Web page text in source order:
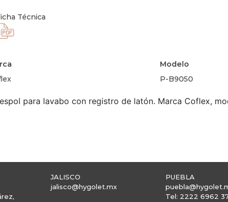
Técnica
Modelo
P-B9050
para lavabo con registro de latón. Marca Coflex,
JALISCO
jalisco@hygolet.mx
PUEBLA
Tel: 2222 6962